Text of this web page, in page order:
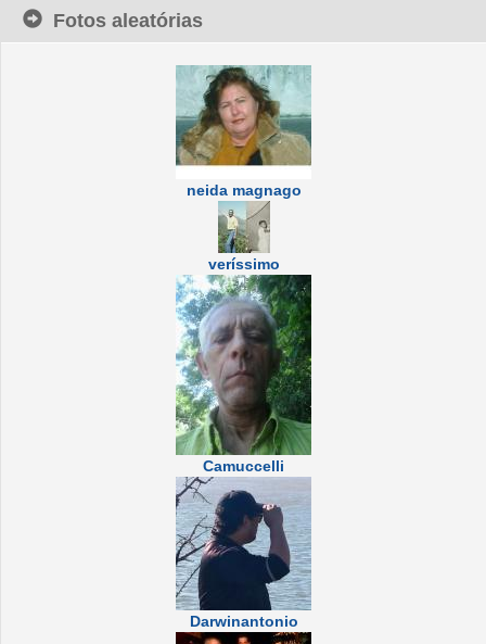
Fotos aleatórias
neida magnago
veríssimo
Camuccelli
Darwinantonio